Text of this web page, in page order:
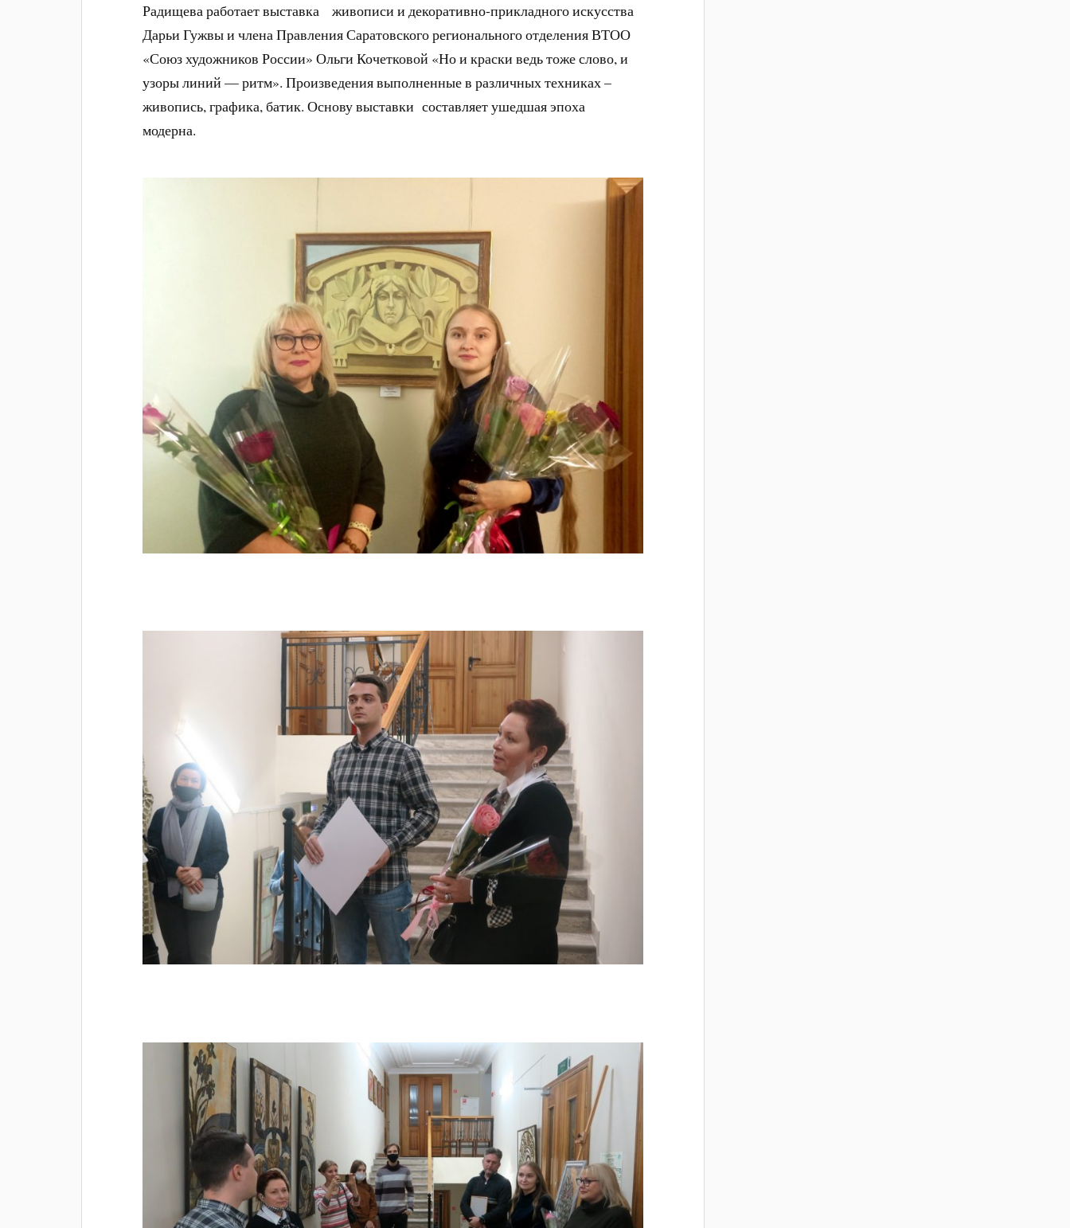
Радищева работает выставка живописи и декоративно-прикладного искусства
Дарьи Гужвы и члена Правления Саратовского регионального отделения ВТОО
«Союз художников России» Ольги Кочетковой «Но и краски ведь тоже слово, и
узоры линий — ритм». Произведения выполненные в различных техниках –
живопись, графика, батик. Основу выставки составляет ушедшая эпоха
модерна.